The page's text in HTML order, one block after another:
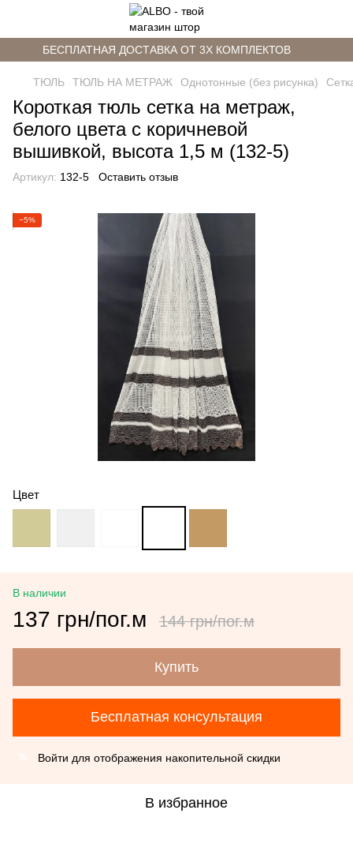
БЕСПЛАТНАЯ ДОСТАВКА ОТ 3Х КОМПЛЕКТОВ
ТЮЛЬ ТЮЛЬ НА МЕТРАЖ Однотонные (без рисунка)
Короткая тюль сетка на метраж,
белого цвета с коричневой
вышивкой, высота 1,5 м (132-5)
Артикул: 132-5 Оставить отзыв
−5%
Цвет
В наличии
137 грн/пог.м 144 грн/пог.м
Купить
Бесплатная консультация
Войти для отображения накопительной скидки
В избранное